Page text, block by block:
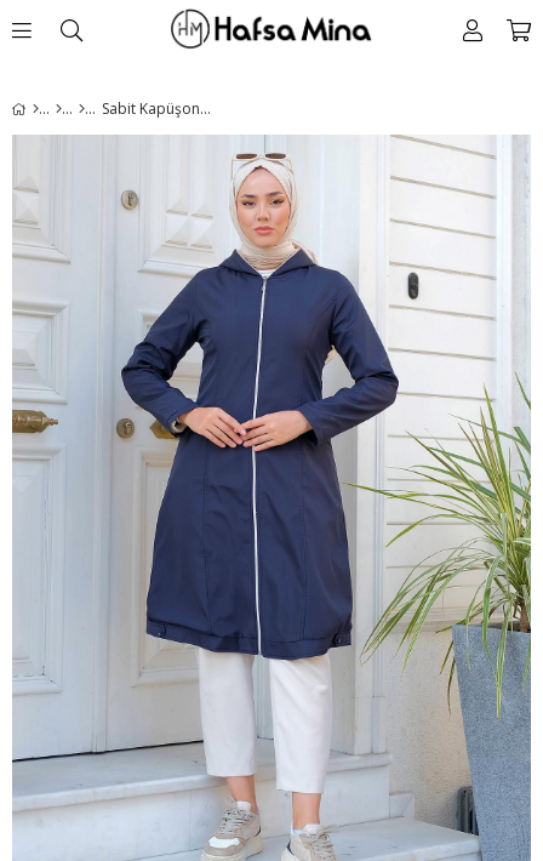
Sabit Kapüşonlu İçi Peluş Mont Lacivert HM2277